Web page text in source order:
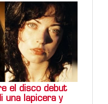
el disco debut
una lapicera y